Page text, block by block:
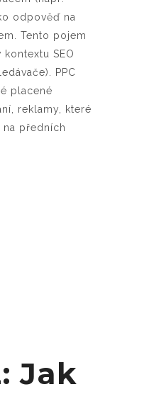
odpověď na
Tento pojem
SEO
PPC
placené
reklamy, které
předních
Jak